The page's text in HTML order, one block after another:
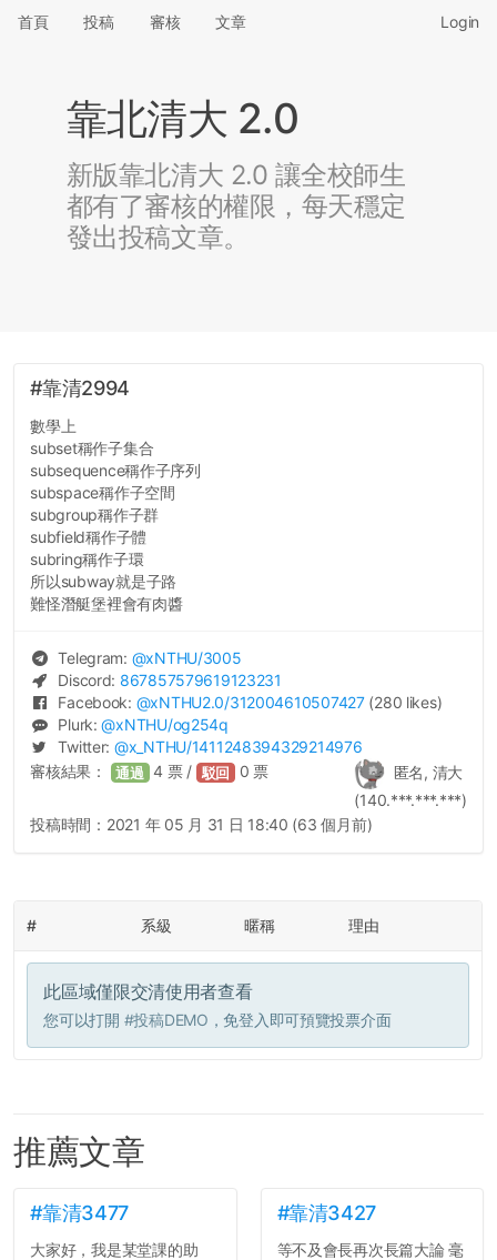
首頁 投稿 審核 文章 Login
靠北清大 2.0
新版靠北清大 2.0 讓全校師生
都有了審核的權限，每天穩定
發出投稿文章。
#靠清2994
數學上
subset稱作子集合
subsequence稱作子序列
subspace稱作子空間
subgroup稱作子群
subfield稱作子體
subring稱作子環
所以subway就是子路
難怪潛艇堡裡會有肉醬
Telegram: @xNTHU/3005
Discord: 867857579619123231
Facebook: @xNTHU2.0/312004610507427 (280 likes)
Plurk:@xNTHU/og254q
Twitter: @x_NTHU/1411248394329214976
匿名, 清大
(140.***.***.***)
審核結果： 通過 4 票 / 駁回 0 票
投稿時間： 2021 年 05 月 31 日 18:40 (63 個月前)
# 系級 暱稱 理由
此區域僅限交清使用者查看
您可以打開 #投稿DEMO ，免登入即可預覽投票介面
推薦文章
#靠清3477
大家好，我是某堂課的助
#靠清3427
等不及會長再次長篇大論 毫